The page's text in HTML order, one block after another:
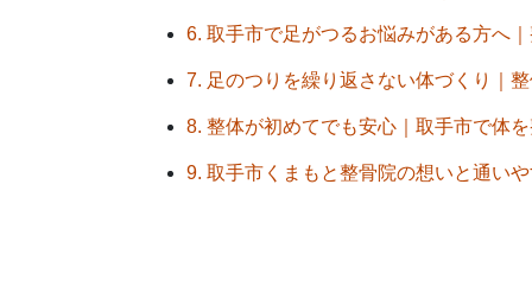
6. 取手市で足がつるお悩みがある方へ
7. 足のつりを繰り返さない体づくり｜
8. 整体が初めてでも安心｜取手市で体
9. 取手市くまもと整骨院の想いと通い